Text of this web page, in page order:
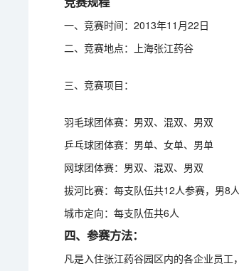
一、竞赛时间：2013年11月22日
二、竞赛地点：上海张江药谷
三、竞赛项目：
羽毛球团体赛：男双、混双、男双
乒乓球团体赛：男单、女单、男单
网球团体赛：男双、混双、男双
拔河比赛：每支队伍共12人参赛，男8
城市定向：每支队伍共6人
四、参赛方法：
凡是入住张江药谷园区内的各企业员工